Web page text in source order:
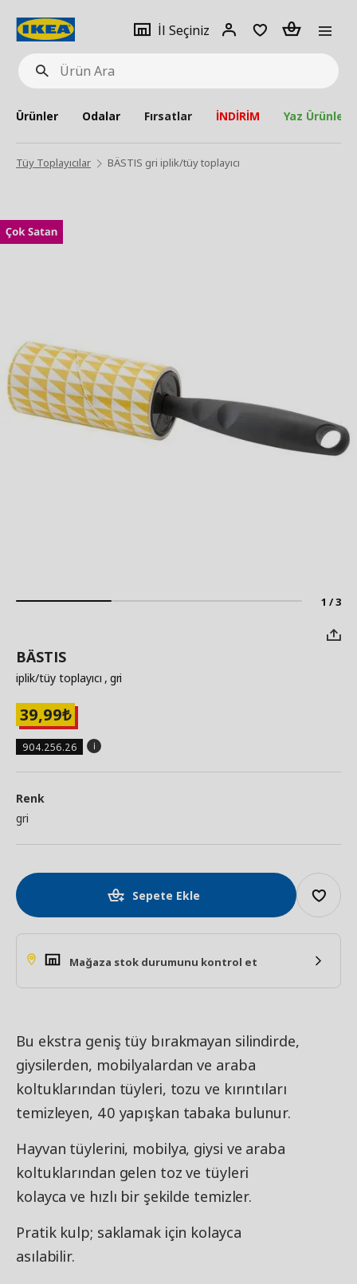
Ürün
Ara
İl Seçiniz
Giriş
Adet
Ürünler Odalar Fırsatlar İNDİRİM Yaz Ürünleri
Tüy Toplayıcılar BÄSTIS gri iplik/tüy toplayıcı
1 / 3
BÄSTIS
iplik/tüy toplayıcı , gri
39,99₺
904.256.26
Renk
gri
Sepete Ekle
Mağaza stok durumunu kontrol et
Bu ekstra geniş tüy bırakmayan silindirde,
giysilerden, mobilyalardan ve araba
koltuklarından tüyleri, tozu ve kırıntıları
temizleyen, 40 yapışkan tabaka bulunur.
Hayvan tüylerini, mobilya, giysi ve araba
koltuklarından gelen toz ve tüyleri
kolayca ve hızlı bir şekilde temizler.
Pratik kulp; saklamak için kolayca
asılabilir.